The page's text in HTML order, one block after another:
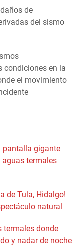
de
del sismo
condiciones en la
el movimiento
pantalla gigante
aguas termales
de Tula, Hidalgo!
natural
termales donde
y nadar de noche